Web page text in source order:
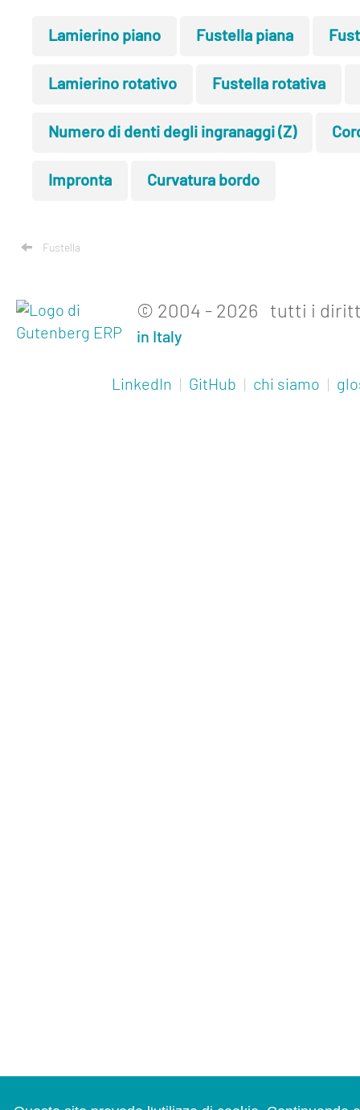
Lamierino piano Fustella piana
Lamierino rotativo Fustella rotativa
Numero di denti degli ingranaggi (Z)
Impronta Curvatura bordo
Fustella
© 2004 - 2026 tutti i
in Italy
LinkedIn GitHub chi siamo